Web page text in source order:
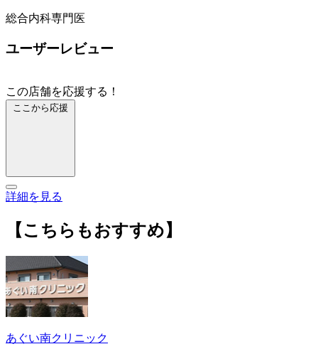
総合内科専門医
ユーザーレビュー
この店舗を応援する！
ここから応援
詳細を見る
【こちらもおすすめ】
あぐい南クリニック